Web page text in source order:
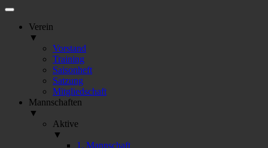
Verein
▼
Vorstand
Training
Saisonheft
Satzung
Mitgliedschaft
Mannschaften
▼
Aktive
▼
1. Mannschaft